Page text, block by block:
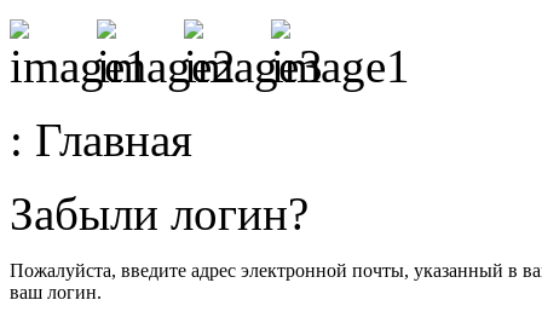
: Главная
Забыли логин?
Пожалуйста, введите адрес электронной почты, указанный в
ваш логин.